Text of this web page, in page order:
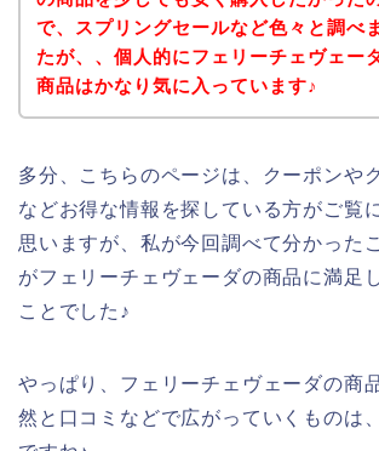
で、スプリングセールなど色々と調べ
たが、、個人的にフェリーチェヴェー
商品はかなり気に入っています♪
多分、こちらのページは、クーポンや
などお得な情報を探している方がご覧
思いますが、私が今回調べて分かった
がフェリーチェヴェーダの商品に満足
ことでした♪
やっぱり、フェリーチェヴェーダの商
然と口コミなどで広がっていくものは